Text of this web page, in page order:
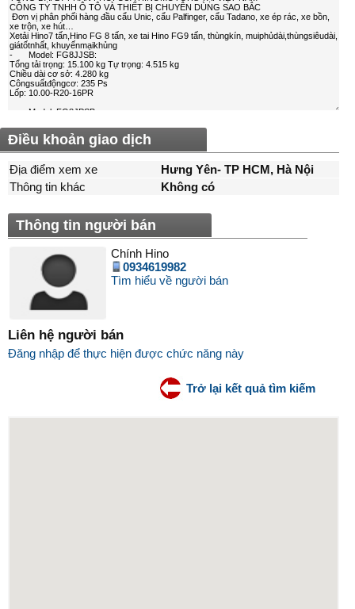
Điều khoản giao dịch
Địa điểm xem xe
Hưng Yên- TP HCM, Hà Nội
Thông tin khác
Không có
Thông tin người bán
Chính Hino
0934619982
Tìm hiểu về người bán
Liên hệ người bán
Đăng nhập để thực hiện được chức năng này
Trở lại kết quả tìm kiếm